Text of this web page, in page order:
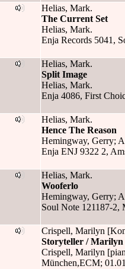
Helias, Mark.
The Current Set
Helias, Mark.
Enja Records 5041,
Helias, Mark.
Split Image
Helias, Mark.
Enja 4086, First
Helias, Mark.
Hence The Reason
Hemingway, Gerry;
Enja ENJ 9322 2,
Helias, Mark.
Wooferlo
Hemingway, Gerry;
Soul Note 121187-2,
Crispell, Marilyn
Storyteller /
Crispell, Marilyn
München,ECM;